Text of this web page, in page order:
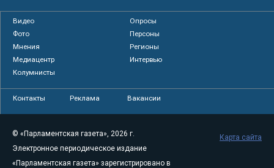
Видео
Опросы
Фото
Персоны
Мнения
Регионы
Медиацентр
Интервью
Колумнисты
Контакты Реклама Вакансии
© «Парламентская газета», 2026 г.
Электронное периодическое издание
«Парламентская газета» зарегистрировано в
Карта сайта